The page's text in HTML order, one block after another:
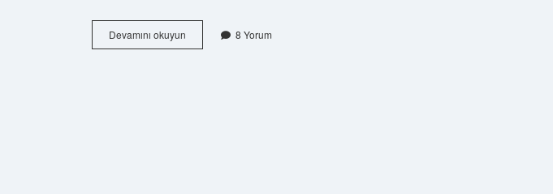
Devamını okuyun
sonuç
8 Yorum